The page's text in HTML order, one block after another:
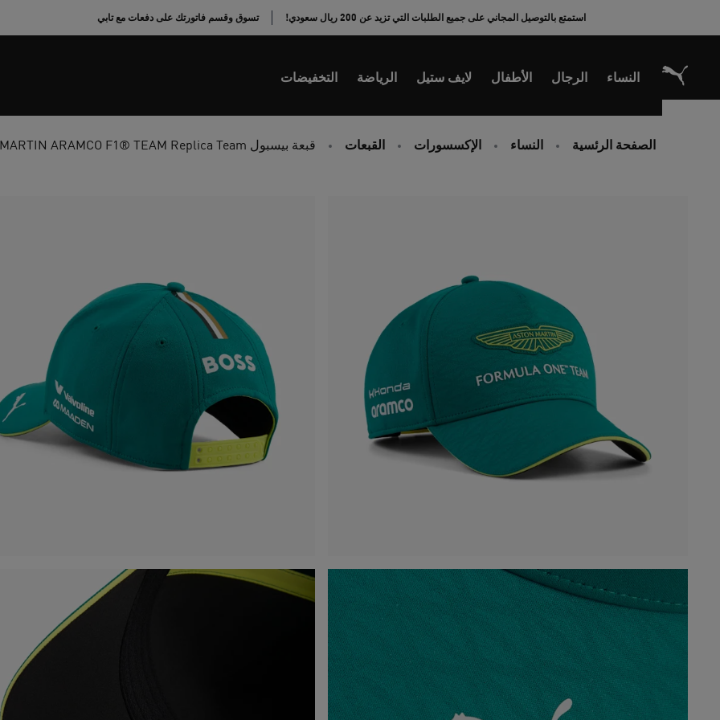
استمتع بالتوصيل المجاني على جميع الطلبات التي تزيد عن 200 ريال سعودي! تسوق وقسم فاتورتك على دفعات مع تابي
النساء الرجال الأطفال لايف ستيل الرياضة التخفيضات
الصفحة الرئسية النساء الإكسسورات القبعات قبعة بيسبول PUMA x ASTON MARTIN ARAMCO F1® TEAM Replica Team